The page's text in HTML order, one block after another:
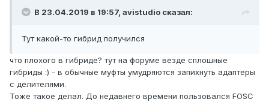
В 23.04.2019 в 19:57, avistudio сказал:
Тут какой-то гибрид получился
что плохого в гибриде? тут на форуме везде сплошные
гибриды :) - в обычные муфты умудряются запихнуть адаптеры
с делителями.
Тоже такое делал. До недавнего времени пользовался FOSC